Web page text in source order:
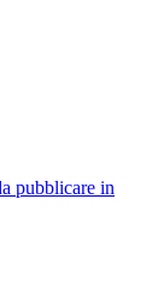
pubblicare in